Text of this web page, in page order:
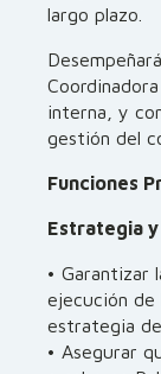
largo plazo.
interna, y
gestión del
Funciones
Estrategia
• Garantizar
ejecución de
estrategia de
• Asegurar